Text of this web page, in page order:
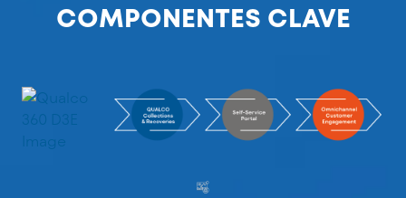
COMPONENTES CLAVE